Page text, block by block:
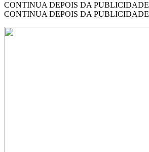
CONTINUA DEPOIS DA PUBLICIDADE
CONTINUA DEPOIS DA PUBLICIDADE